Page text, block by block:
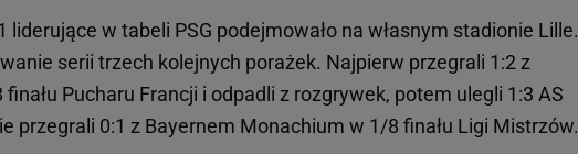
liderujące w tabeli PSG podejmowało na własnym stadionie Lille.
serii trzech kolejnych porażek. Najpierw przegrali 1:2 z
Pucharu Francji i odpadli z rozgrywek, potem ulegli 1:3 AS
przegrali 0:1 z Bayernem Monachium w 1/8 finału Ligi Mistrzów.